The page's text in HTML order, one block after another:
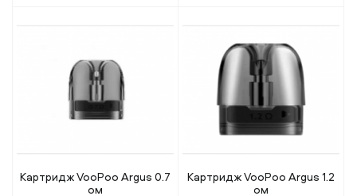
Картридж VooPoo Argus 0.7
ом
Картридж VooPoo Argus 1.2
ом